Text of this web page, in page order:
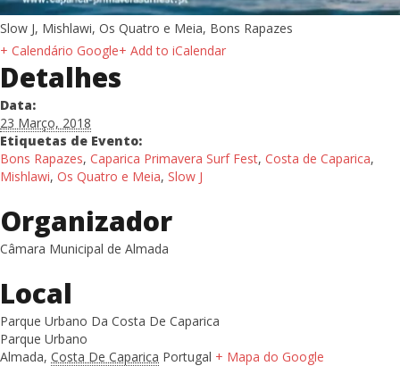
Slow J, Mishlawi, Os Quatro e Meia, Bons Rapazes
+ Calendário Google+ Add to iCalendar
Detalhes
Data:
23 Março, 2018
Etiquetas de Evento:
Bons Rapazes, Caparica Primavera Surf Fest, Costa de Caparica,
Mishlawi, Os Quatro e Meia, Slow J
Organizador
Câmara Municipal de Almada
Local
Parque Urbano Da Costa De Caparica
Parque Urbano
Almada, Costa De Caparica Portugal + Mapa do Google